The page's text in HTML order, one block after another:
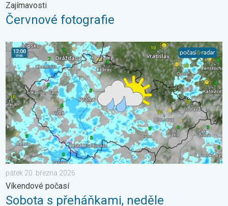
Zajímavosti
Červnové fotografie
Sobota s přeháňkami, neděle slunečnější. Víkendové počasí. .
pátek 20. března 2026
Víkendové počasí
Sobota s přeháňkami, neděle